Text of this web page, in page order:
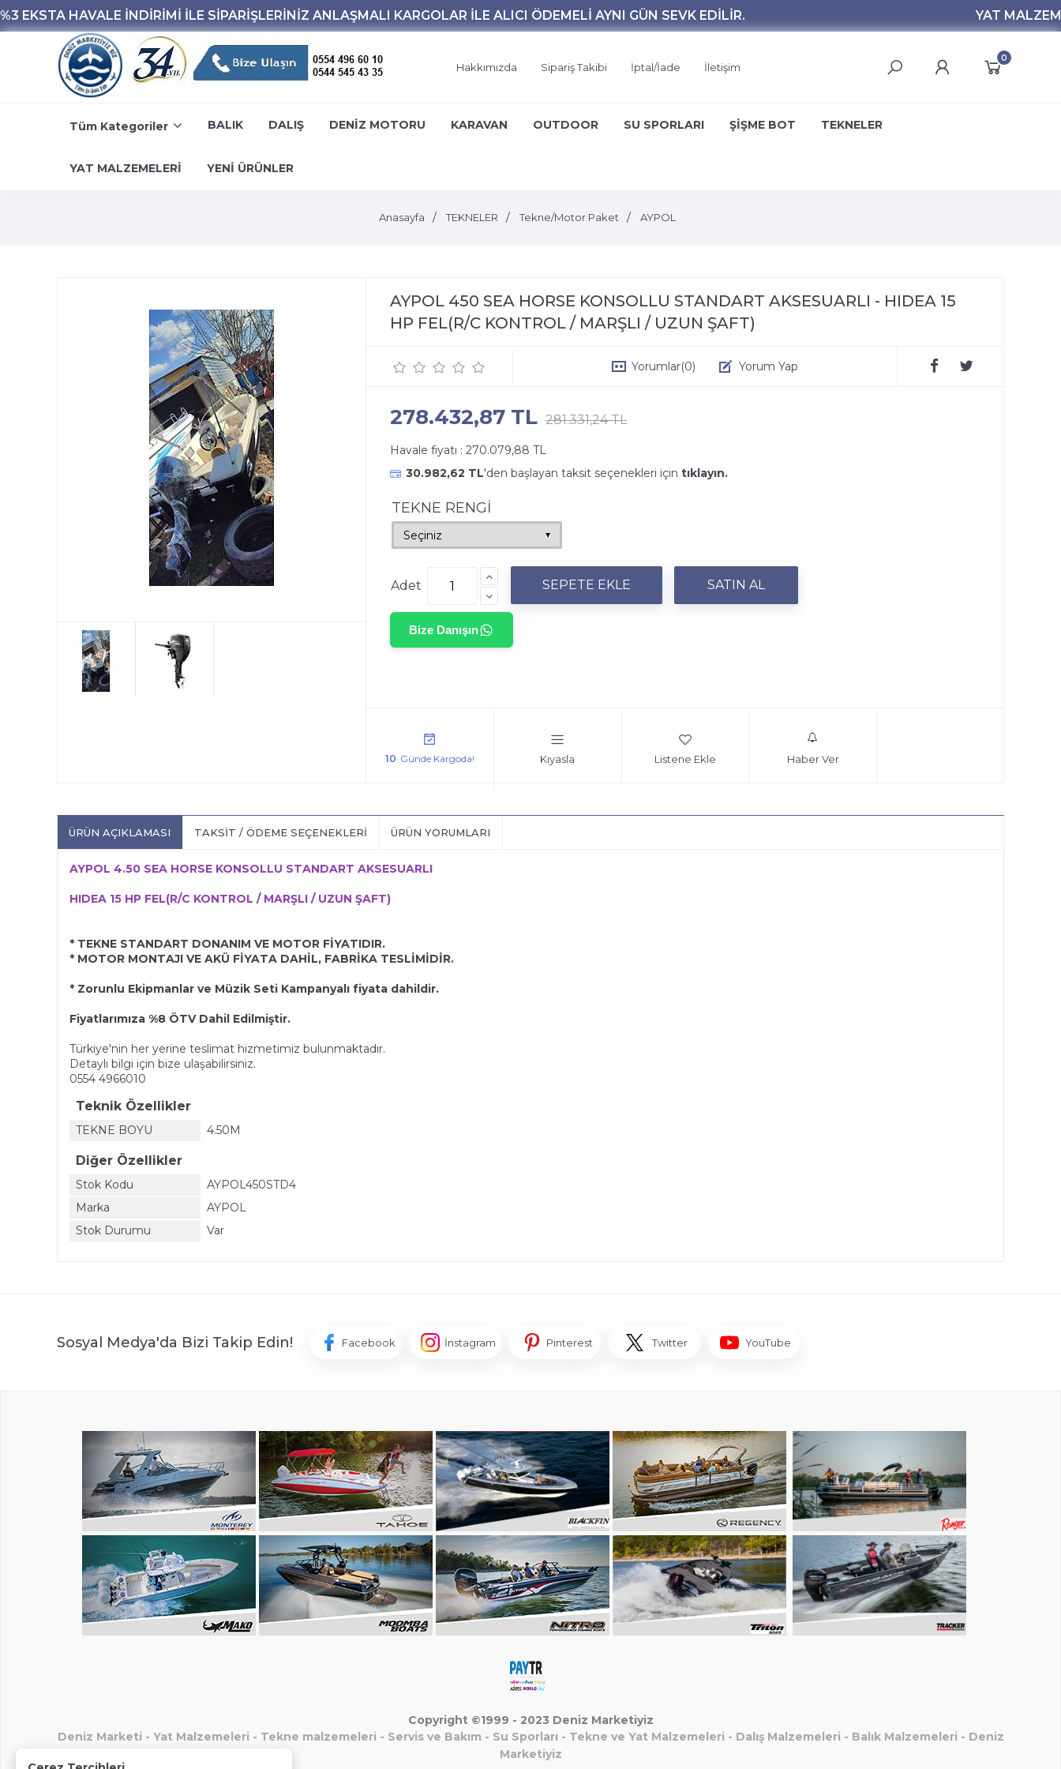
Hakkımızda Sipariş Takibi İptal/İade İletişim
0
Tüm Kategoriler BALIK DALIŞ DENİZ MOTORU KARAVAN OUTDOOR SU SPORLARI ŞİŞME BOT TEKNELER
YAT MALZEMELERİ YENİ ÜRÜNLER
Anasayfa TEKNELER Tekne/Motor Paket AYPOL
AYPOL 450 SEA HORSE KONSOLLU STANDART AKSESUARLI - HIDEA 15
HP FEL(R/C KONTROL / MARŞLI / UZUN ŞAFT)
Yorumlar(0) Yorum Yap
278.432,87 TL 281.331,24 TL
Havale fiyatı : 270.079,88 TL
30.982,62 TL'den başlayan taksit seçenekleri için tıklayın.
TEKNE RENGİ
Adet
Bize Danışın
10 Kıyasla Listene Ekle Haber Ver
ÜRÜN AÇIKLAMASI TAKSIT / ÖDEME SEÇENEKLERI ÜRÜN YORUMLARI
AYPOL 4.50 SEA HORSE KONSOLLU STANDART AKSESUARLI
HIDEA 15 HP FEL(R/C KONTROL / MARŞLI / UZUN ŞAFT)
* TEKNE STANDART DONANIM VE MOTOR FİYATIDIR.
* MOTOR MONTAJI VE AKÜ FİYATA DAHİL, FABRİKA TESLİMİDİR.
* Zorunlu Ekipmanlar ve Müzik Seti Kampanyalı fiyata dahildir.
Fiyatlarımıza %8 ÖTV Dahil Edilmiştir.
Türkiye'nin her yerine teslimat hizmetimiz bulunmaktadır.
Detaylı bilgi için bize ulaşabilirsiniz.
0554 4966010
Teknik Özellikler
TEKNE BOYU 4.50M
Diğer Özellikler
Stok Kodu
AYPOL450STD4
Marka
AYPOL
Stok Durumu
Var
Sosyal Medya'da Bizi Takip Edin! Facebook İnstagram Pinterest Twitter YouTube
Copyright ©1999 - 2023 Deniz Marketiyiz
Deniz Marketi - Yat Malzemeleri - Tekne malzemeleri - Servis ve Bakım - Su Sporları - Tekne ve Yat Malzemeleri - Dalış Malzemeleri - Balık Malzemeleri - Deniz
Marketiyiz